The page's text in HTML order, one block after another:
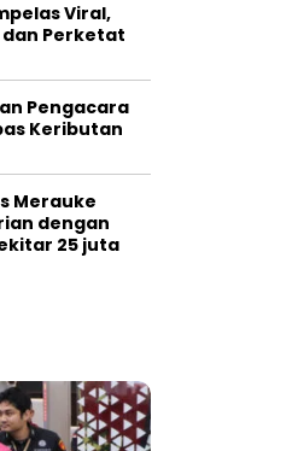
Viral,
dan Perketat
Pengacara
Keributan
Merauke
dengan
25 juta